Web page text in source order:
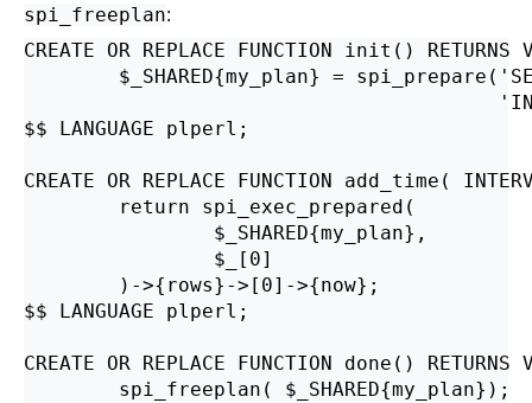
spi_freeplan:
CREATE OR REPLACE FUNCTION init() RETURNS
$_SHARED{my_plan} =
$$ LANGUAGE plperl;
CREATE OR REPLACE FUNCTION add_time(
        return spi_exec_prepared(
                $_SHARED{my_plan},
                $_[0]
        )->{rows}->[0]->{now};
$$ LANGUAGE plperl;
CREATE OR REPLACE FUNCTION done() RETURNS
        spi_freeplan( $_SHARED{my_plan});